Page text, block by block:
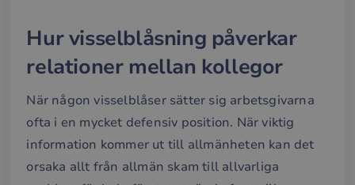
Hur visselblåsning påverkar
relationer mellan kollegor
När någon visselblåser sätter sig arbetsgivarna
ofta i en mycket defensiv position. När viktig
information kommer ut till allmänheten kan det
orsaka allt från allmän skam till allvarliga